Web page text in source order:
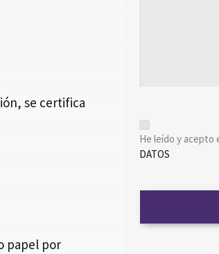
se certifica
papel por
He leído y acepto
DATOS